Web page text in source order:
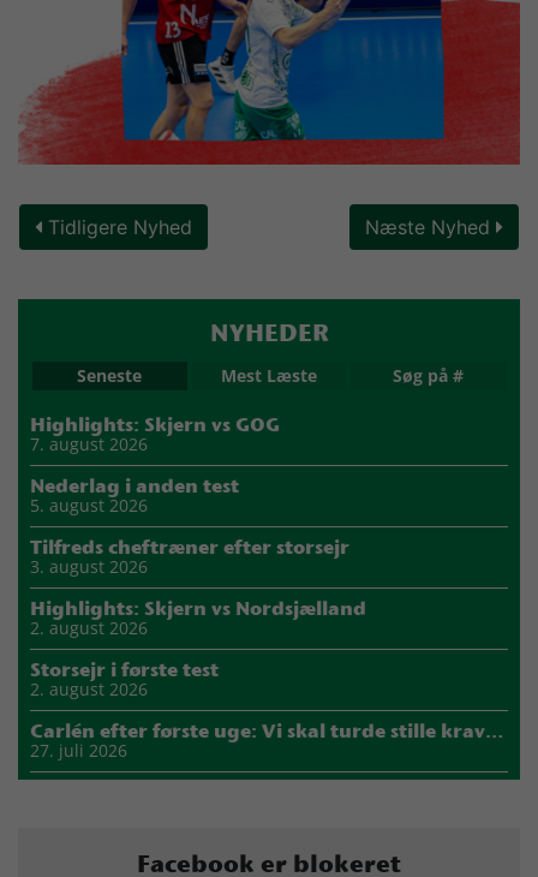
Tidligere Nyhed Næste Nyhed
NYHEDER
Seneste Mest Læste Søg på #
Highlights: Skjern vs GOG
7. august 2026
Nederlag i anden test
5. august 2026
Tilfreds cheftræner efter storsejr
3. august 2026
Highlights: Skjern vs Nordsjælland
2. august 2026
Storsejr i første test
2. august 2026
Carlén efter første uge: Vi skal turde stille krav til hinanden
27. juli 2026
Facebook er blokeret